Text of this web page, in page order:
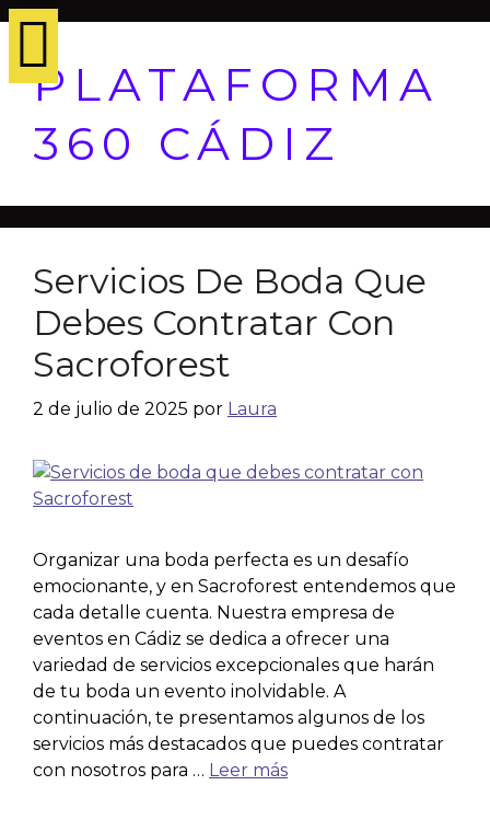
PLATAFORMA
360 CÁDIZ
Servicios De Boda Que
Debes Contratar Con
Sacroforest
2 de julio de 2025 por Laura
Organizar una boda perfecta es un desafío
emocionante, y en Sacroforest entendemos que
cada detalle cuenta. Nuestra empresa de
eventos en Cádiz se dedica a ofrecer una
variedad de servicios excepcionales que harán
de tu boda un evento inolvidable. A
continuación, te presentamos algunos de los
servicios más destacados que puedes contratar
con nosotros para … Leer más